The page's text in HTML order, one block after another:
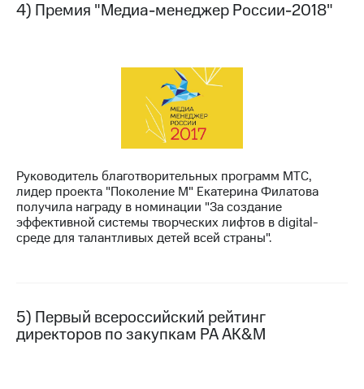
4) Премия "Медиа-менеджер России-2018"
Руководитель благотворительных программ МТС,
лидер проекта "Поколение М" Екатерина Филатова
получила награду в номинации "За создание
эффективной системы творческих лифтов в digital-
среде для талантливых детей всей страны".
5) Первый всероссийский рейтинг
директоров по закупкам РА AK&M